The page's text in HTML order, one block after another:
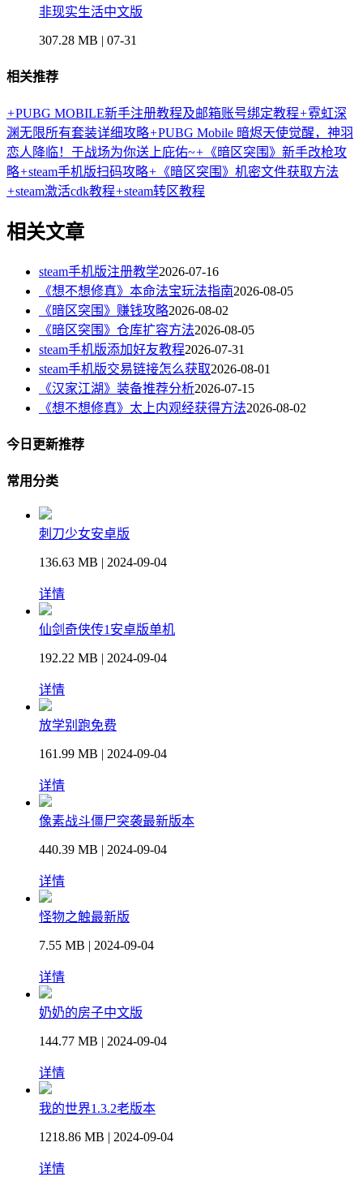
非现实生活中文版
307.28 MB | 07-31
相关推荐
+PUBG MOBILE新手注册教程及邮箱账号绑定教程+霓虹深
渊无限所有套装详细攻略+PUBG Mobile 暗烬天使觉醒，神羽
恋人降临！于战场为你送上庇佑~+ 《暗区突围》新手改枪攻
略+steam手机版扫码攻略+ 《暗区突围》机密文件获取方法
+steam激活cdk教程+steam转区教程
相关文章
steam手机版注册教学2026-07-16
《想不想修真》本命法宝玩法指南2026-08-05
《暗区突围》赚钱攻略2026-08-02
《暗区突围》仓库扩容方法2026-08-05
steam手机版添加好友教程2026-07-31
steam手机版交易链接怎么获取2026-08-01
《汉家江湖》装备推荐分析2026-07-15
《想不想修真》太上内观经获得方法2026-08-02
今日更新推荐
常用分类
刺刀少女安卓版
136.63 MB | 2024-09-04
详情
仙剑奇侠传1安卓版单机
192.22 MB | 2024-09-04
详情
放学别跑免费
161.99 MB | 2024-09-04
详情
像素战斗僵尸突袭最新版本
440.39 MB | 2024-09-04
详情
怪物之触最新版
7.55 MB | 2024-09-04
详情
奶奶的房子中文版
144.77 MB | 2024-09-04
详情
我的世界1.3.2老版本
1218.86 MB | 2024-09-04
详情